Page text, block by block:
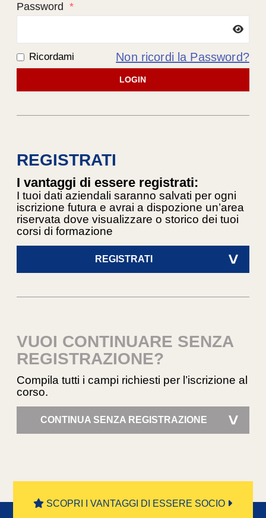
Password *
Ricordami Non ricordi la Password?
LOGIN
REGISTRATI
I vantaggi di essere registrati:
I tuoi dati aziendali saranno salvati per ogni
iscrizione futura e avrai a dispozione un’area
riservata dove visualizzare o storico dei tuoi
corsi di formazione
REGISTRATI >
VUOI CONTINUARE SENZA
REGISTRAZIONE?
Compila tutti i campi richiesti per l’iscrizione al
corso.
CONTINUA SENZA REGISTRAZIONE >
SCOPRI I VANTAGGI DI ESSERE SOCIO